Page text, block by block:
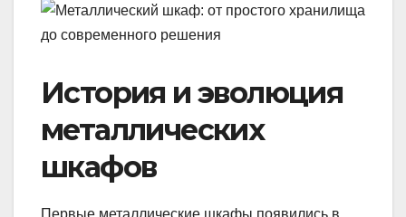
История и эволюция
металлических
шкафов